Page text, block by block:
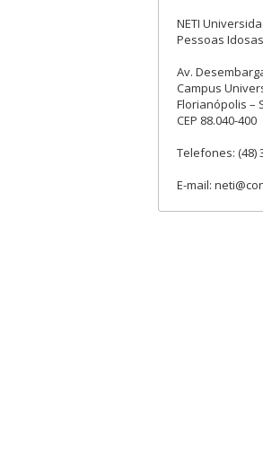
NETI
Pessoas Idosas
Av.
Campus
Florianópolis –
CEP 88.040-400
Telefones: (48)
E-mail: